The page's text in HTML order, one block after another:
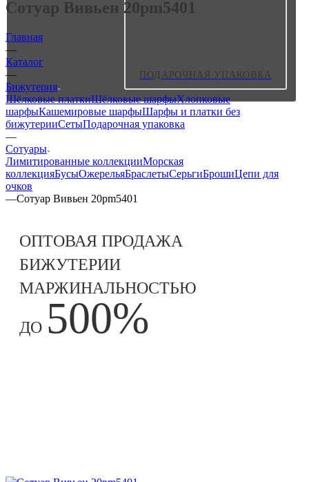
ПОДАРОЧНАЯ УПАКОВКА
Сотуар Вивьен 20pm5401
Главная
—
Каталог
—
Бижутерия
Шёлковые платкиШёлковые шарфыХлопковые
шарфыКашемировые шарфыШарфы и платки без
бижутерииСетыПодарочная упаковка
—
Сотуары
Лимитированные коллекцииМорская
коллекцияБусыОжерельяБраслетыСерьгиБрошиЦепи для
очков
—Сотуар Вивьен 20pm5401
ОПТОВАЯ ПРОДАЖА
БИЖУТЕРИИ
МАРЖИНАЛЬНОСТЬЮ
ДО 500%